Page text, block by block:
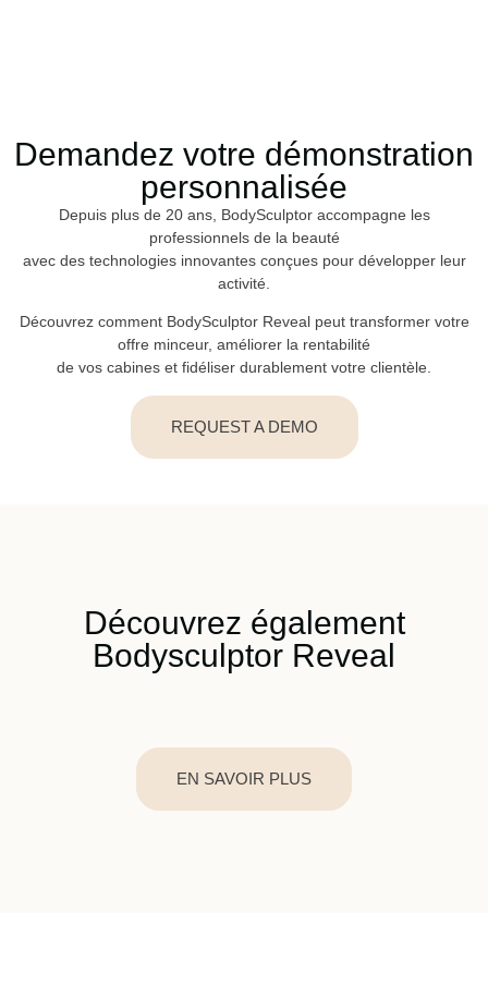
Demandez votre démonstration
personnalisée
Depuis plus de 20 ans, BodySculptor accompagne les
professionnels de la beauté
avec des technologies innovantes conçues pour développer leur
activité.
Découvrez comment BodySculptor Reveal peut transformer votre
offre minceur, améliorer la rentabilité
de vos cabines et fidéliser durablement votre clientèle.
REQUEST A DEMO
Découvrez également
Bodysculptor Reveal
EN SAVOIR PLUS